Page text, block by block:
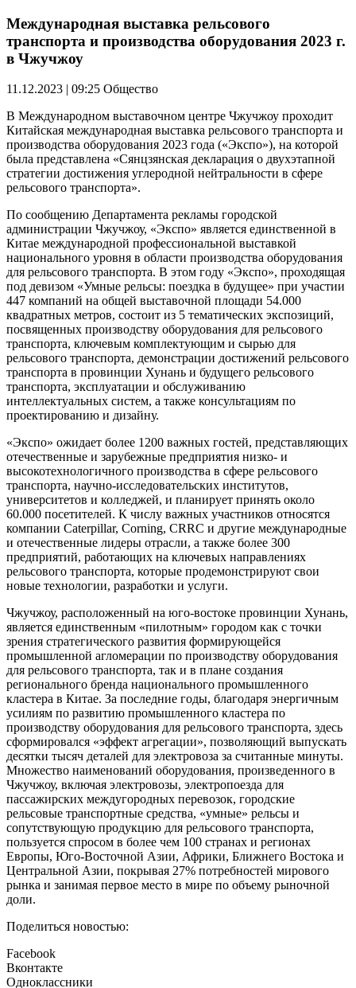
Международная выставка рельсового
транспорта и производства оборудования 2023 г.
в Чжучжоу
11.12.2023 | 09:25 Общество
В Международном выставочном центре Чжучжоу проходит
Китайская международная выставка рельсового транспорта и
производства оборудования 2023 года («Экспо»), на которой
была представлена «Сянцзянская декларация о двухэтапной
стратегии достижения углеродной нейтральности в сфере
рельсового транспорта».
По сообщению Департамента рекламы городской
администрации Чжучжоу, «Экспо» является единственной в
Китае международной профессиональной выставкой
национального уровня в области производства оборудования
для рельсового транспорта. В этом году «Экспо», проходящая
под девизом «Умные рельсы: поездка в будущее» при участии
447 компаний на общей выставочной площади 54.000
квадратных метров, состоит из 5 тематических экспозиций,
посвященных производству оборудования для рельсового
транспорта, ключевым комплектующим и сырью для
рельсового транспорта, демонстрации достижений рельсового
транспорта в провинции Хунань и будущего рельсового
транспорта, эксплуатации и обслуживанию
интеллектуальных систем, а также консультациям по
проектированию и дизайну.
«Экспо» ожидает более 1200 важных гостей, представляющих
отечественные и зарубежные предприятия низко- и
высокотехнологичного производства в сфере рельсового
транспорта, научно-исследовательских институтов,
университетов и колледжей, и планирует принять около
60.000 посетителей. К числу важных участников относятся
компании Caterpillar, Corning, CRRC и другие международные
и отечественные лидеры отрасли, а также более 300
предприятий, работающих на ключевых направлениях
рельсового транспорта, которые продемонстрируют свои
новые технологии, разработки и услуги.
Чжучжоу, расположенный на юго-востоке провинции Хунань,
является единственным «пилотным» городом как с точки
зрения стратегического развития формирующейся
промышленной агломерации по производству оборудования
для рельсового транспорта, так и в плане создания
регионального бренда национального промышленного
кластера в Китае. За последние годы, благодаря энергичным
усилиям по развитию промышленного кластера по
производству оборудования для рельсового транспорта, здесь
сформировался «эффект агрегации», позволяющий выпускать
десятки тысяч деталей для электровоза за считанные минуты.
Множество наименований оборудования, произведенного в
Чжучжоу, включая электровозы, электропоезда для
пассажирских междугородных перевозок, городские
рельсовые транспортные средства, «умные» рельсы и
сопутствующую продукцию для рельсового транспорта,
пользуется спросом в более чем 100 странах и регионах
Европы, Юго-Восточной Азии, Африки, Ближнего Востока и
Центральной Азии, покрывая 27% потребностей мирового
рынка и занимая первое место в мире по объему рыночной
доли.
Поделиться новостью:
Facebook
Вконтакте
Одноклассники